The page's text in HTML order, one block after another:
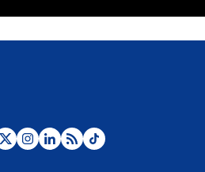
¿Por qué De la Espriella gobernará